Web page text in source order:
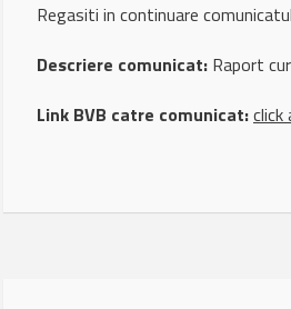
Regasiti in continuare
Descriere comunicat: Raport
Link BVB catre comunicat:click